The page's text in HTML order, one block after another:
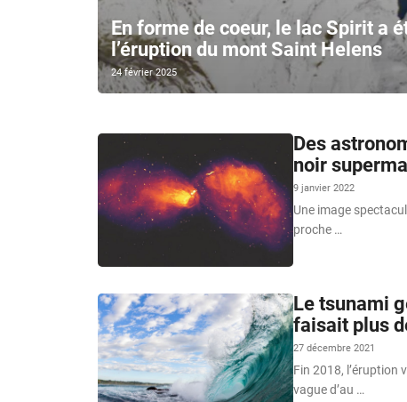
En forme de coeur, le lac Spirit a
l’éruption du mont Saint Helens
24 février 2025
Des
noir
9 janvier 2022
Une image
proche …
Le tsunami
faisait plus
27 décembre 2021
Fin 2018, l’éruption
vague d’au …